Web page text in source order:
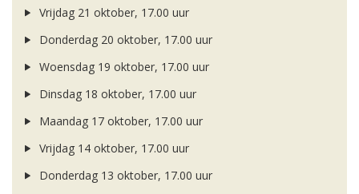
Vrijdag 21 oktober, 17.00 uur
Donderdag 20 oktober, 17.00 uur
Woensdag 19 oktober, 17.00 uur
Dinsdag 18 oktober, 17.00 uur
Maandag 17 oktober, 17.00 uur
Vrijdag 14 oktober, 17.00 uur
Donderdag 13 oktober, 17.00 uur